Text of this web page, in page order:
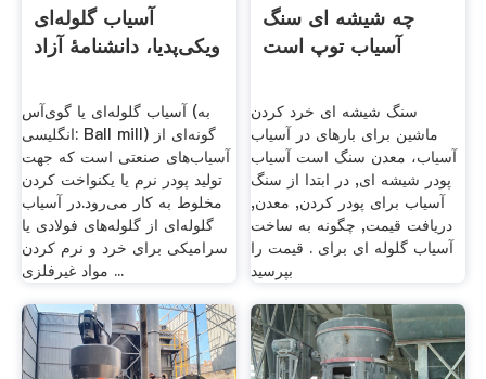
آسیاب گلوله‌ای
ویکی‌پدیا، دانشنامهٔ آزاد
آسیاب گلوله‌ای یا گوی‌آس (به
انگلیسی: Ball mill) گونه‌ای از
آسیاب‌های صنعتی است که جهت
تولید پودر نرم یا یکنواخت کردن
مخلوط به کار می‌رود.در آسیاب
گلوله‌ای از گلوله‌های فولادی یا
سرامیکی برای خرد و نرم کردن
مواد غیرفلزی ...
چه شیشه ای سنگ
آسیاب توپ است
سنگ شیشه ای خرد کردن
ماشین برای بارهای در آسیاب
آسیاب، معدن سنگ است آسیاب
پودر شیشه ای, در ابتدا از سنگ
آسیاب برای پودر کردن, معدن,
دریافت قیمت, چگونه به ساخت
آسیاب گلوله ای برای . قیمت را
بپرسید